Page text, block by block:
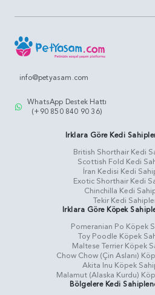
info@petyasam.com
WhatsApp Destek Hattı
(+90 850 840 90 36)
Irklara Göre Kedi
British Shorthair Kedi
Scottish Fold Kedi
İran Kedisi Kedi
Exotic Shorthair Kedi
Chinchilla Kedi
Tekir Kedi
Irklara Göre Köpek
Pomeranian Po Köpek
Toy Poodle Köpek
Maltese Terrier Köpek
Chow Chow (Çin Aslanı)
Akita Inu Köpek
Malamut (Alaska Kurdu)
Bölgelere Kedi